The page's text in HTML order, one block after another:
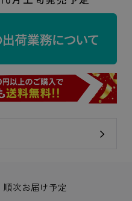
次お届け予定